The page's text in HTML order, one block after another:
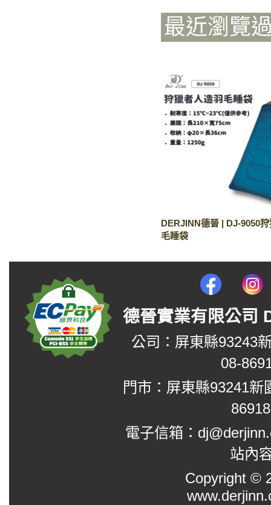
最近瀏覽
DERJINN德晉 | DJ-9050
毛睡袋
德晉實業有限公
公司：屏東縣93243
08-
門市：屏東縣93241
電子信箱：
站內
Copyright ©